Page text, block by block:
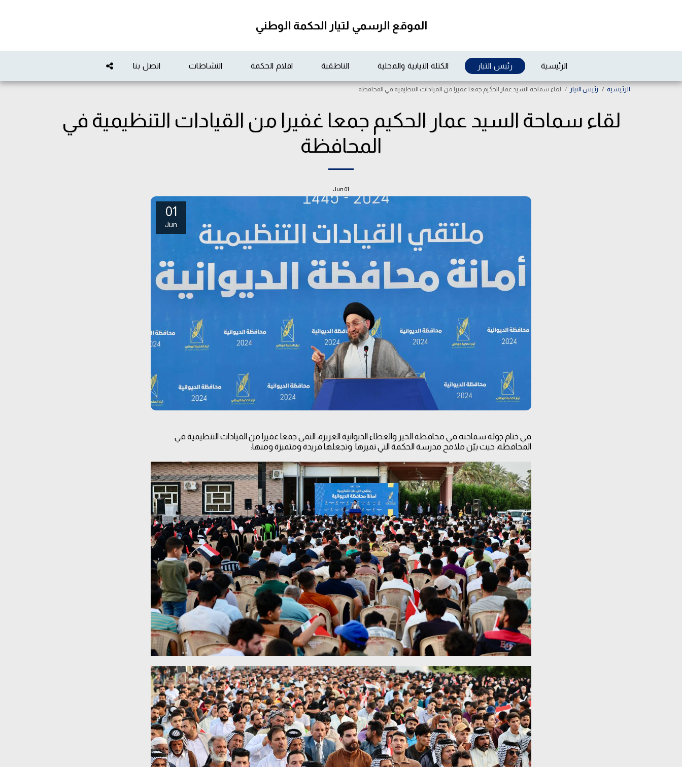
الموقع الرسمي لتيار الحكمة الوطني
الرئيسية رئيس التيار الكتلة النيابية والمحلية الناطقية اقلام الحكمة النشاطات اتصل بنا
الرئيسية رئيس التيار لقاء سماحة السيد عمار الحكيم جمعا غفيرا من القيادات التنظيمية في المحافظة
لقاء سماحة السيد عمار الحكيم جمعا غفيرا من القيادات التنظيمية في
المحافظة
01
Jun
01
Jun
في ختام جولة سماحته في محافظة الخير والعطاء الديوانية العزيزة، التقى جمعا غفيرا من القيادات التنظيمية في
المحافظة، حيث بيّن ملامح مدرسة الحكمة التي تميزها وتجعلها فريدة ومتميزة ومنها: